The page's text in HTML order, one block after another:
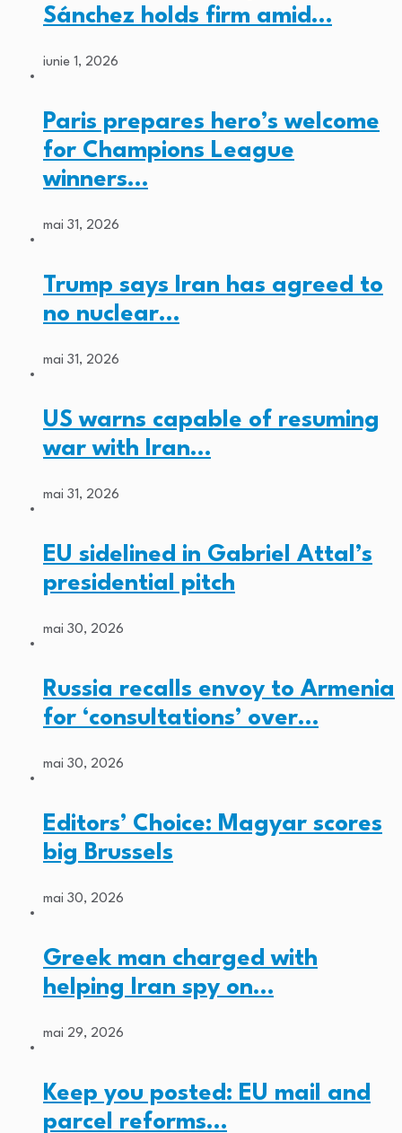
Sánchez holds firm amid…
iunie 1, 2026
Paris prepares hero’s welcome
for Champions League
winners…
mai 31, 2026
Trump says Iran has agreed to
no nuclear…
mai 31, 2026
US warns capable of resuming
war with Iran…
mai 31, 2026
EU sidelined in Gabriel Attal’s
presidential pitch
mai 30, 2026
Russia recalls envoy to Armenia
for ‘consultations’ over…
mai 30, 2026
Editors’ Choice: Magyar scores
big Brussels
mai 30, 2026
Greek man charged with
helping Iran spy on…
mai 29, 2026
Keep you posted: EU mail and
parcel reforms…